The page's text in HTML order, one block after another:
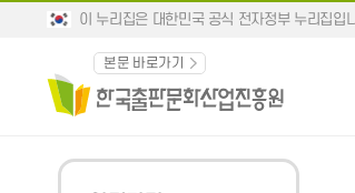
이 누리집은 대한민국 공식 전자정부 누리집입
본문 바로가기